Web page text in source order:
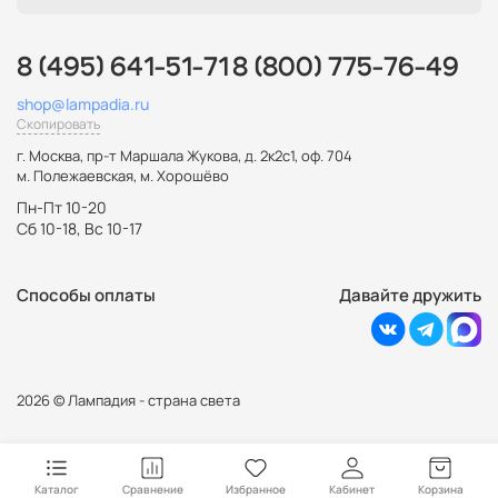
Каталог Сравнение Избранное Кабинет Корзина
8 (495) 641-51-71 8 (800) 775-76-49
shop@lampadia.ru
Скопировать
г. Москва, пр-т Маршала Жукова, д. 2к2с1, оф. 704
м. Полежаевская, м. Хорошёво
Пн-Пт 10-20
Сб 10-18, Вс 10-17
Способы оплаты Давайте дружить
2026 © Лампадия - страна света